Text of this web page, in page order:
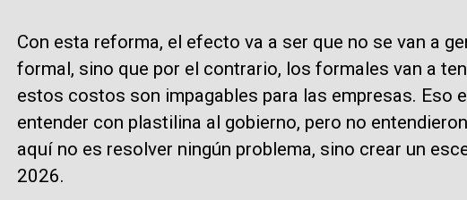
Con esta reforma, el efecto va a ser que no se van a
formal, sino que por el contrario, los formales van a
estos costos son impagables para las empresas. Eso
entender con plastilina al gobierno, pero no
aquí no es resolver ningún problema, sino crear un
2026.